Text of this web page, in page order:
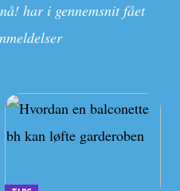
har i gennemsnit fået